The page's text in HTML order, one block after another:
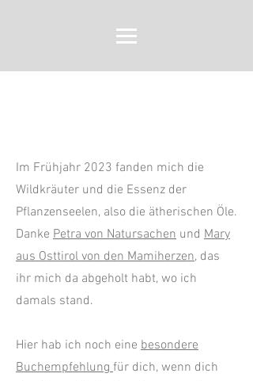
Im Frühjahr 2023 fanden mich die
Wildkräuter und die Essenz der
Pflanzenseelen, also die ätherischen Öle.
Danke Petra von Natursachen und Mary
aus Osttirol von den Mamiherzen, das
ihr mich da abgeholt habt, wo ich
damals stand.
Hier hab ich noch eine besondere
Buchempfehlungfür dich, wenn dich